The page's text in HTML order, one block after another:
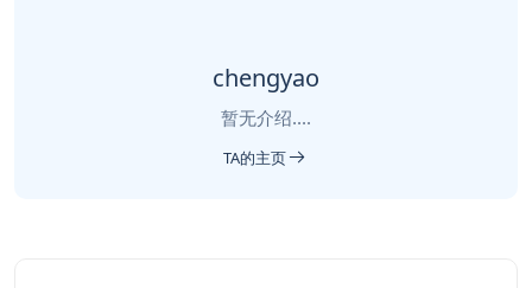
chengyao
暂无介绍....
TA的主页